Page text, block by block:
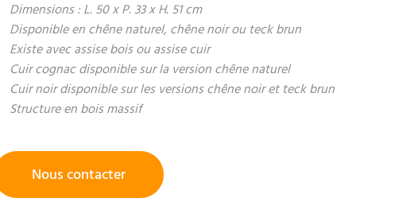
Dimensions : L. 50 x P. 33 x H. 51 cm
Disponible en chêne naturel, chêne noir ou teck brun
Existe avec assise bois ou assise cuir
Cuir cognac disponible sur la version chêne naturel
Cuir noir disponible sur les versions chêne noir et teck brun
Structure en bois massif
Nous contacter